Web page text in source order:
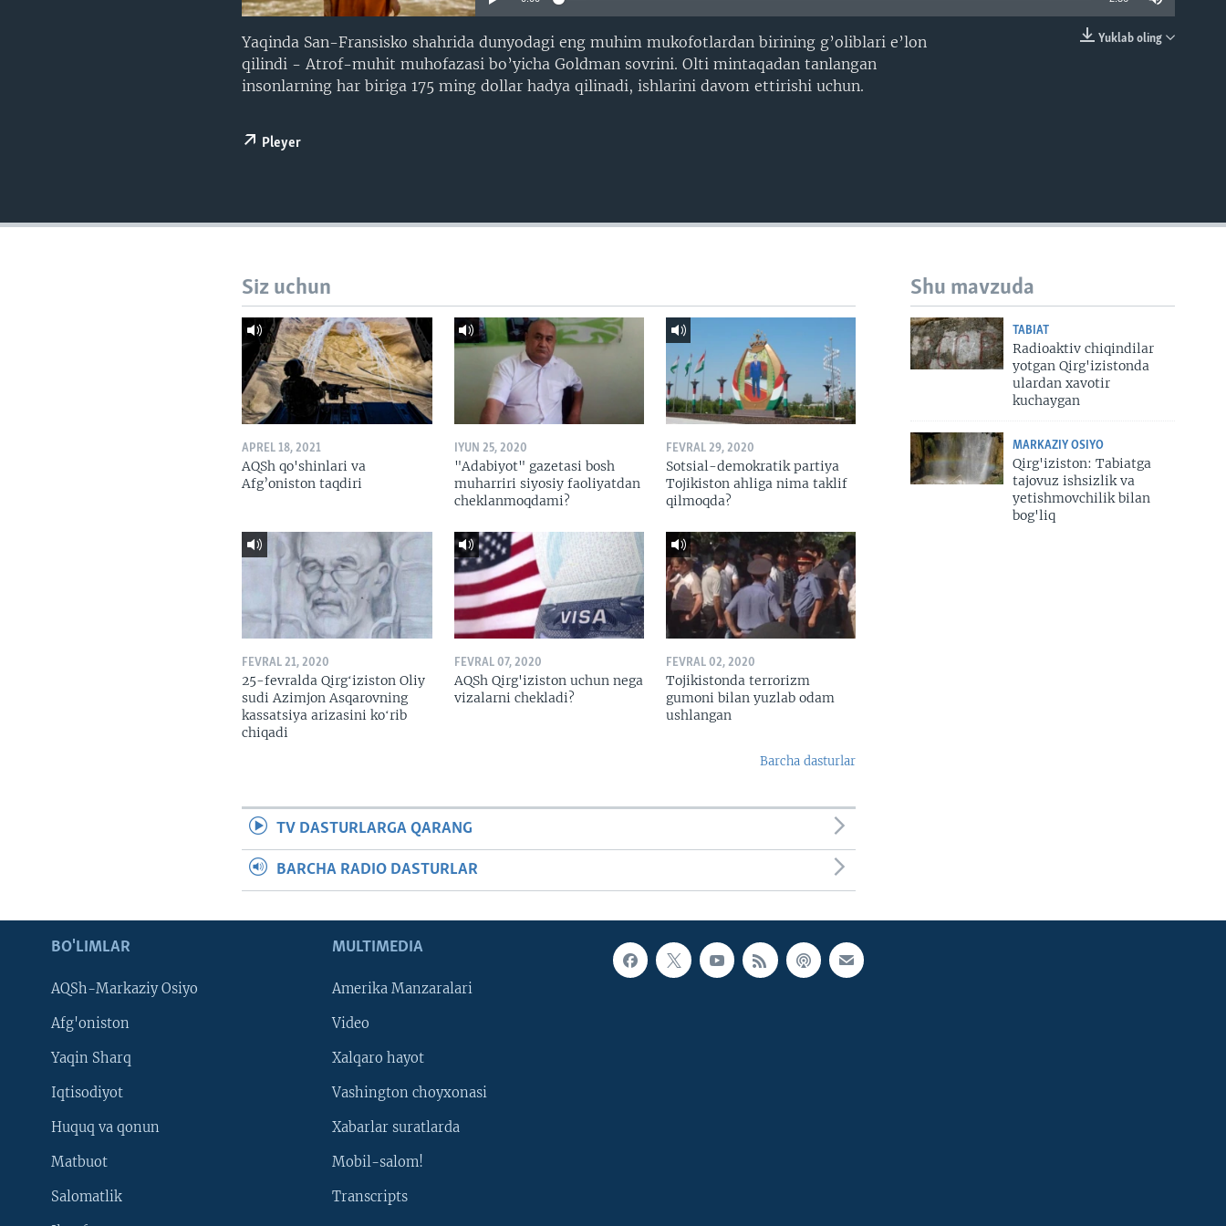
Yuklab oling
Yaqinda San-Fransisko shahrida dunyodagi eng muhim mukofotlardan birining g’oliblari e’lon
qilindi - Atrof-muhit muhofazasi bo’yicha Goldman sovrini. Olti mintaqadan tanlangan
insonlarning har biriga 175 ming dollar hadya qilinadi, ishlarini davom ettirishi uchun.
Pleyer
Shu mavzuda
TABIAT
Radioaktiv chiqindilar
yotgan Qirg'izistonda
ulardan xavotir
kuchaygan
MARKAZIY OSIYO
Qirg'iziston: Tabiatga
tajovuz ishsizlik va
yetishmovchilik bilan
bog'liq
Siz uchun
APREL 18, 2021
AQSh qo'shinlari va
Afg’oniston taqdiri
IYUN 25, 2020
"Adabiyot" gazetasi bosh
muharriri siyosiy faoliyatdan
cheklanmoqdami?
FEVRAL 29, 2020
Sotsial-demokratik partiya
Tojikiston ahliga nima taklif
qilmoqda?
FEVRAL 21, 2020
25-fevralda Qirgʻiziston Oliy
sudi Azimjon Asqarovning
kassatsiya arizasini koʻrib
chiqadi
FEVRAL 07, 2020
AQSh Qirg'iziston uchun nega
vizalarni chekladi?
FEVRAL 02, 2020
Tojikistonda terrorizm
gumoni bilan yuzlab odam
ushlangan
Barcha dasturlar
TV DASTURLARGA QARANG
BARCHA RADIO DASTURLAR
BO'LIMLAR
AQSh-Markaziy Osiyo
Afg'oniston
Yaqin Sharq
Iqtisodiyot
Huquq va qonun
Matbuot
Salomatlik
MULTIMEDIA
Amerika Manzaralari
Video
Xalqaro hayot
Vashington choyxonasi
Xabarlar suratlarda
Mobil-salom!
Transcripts